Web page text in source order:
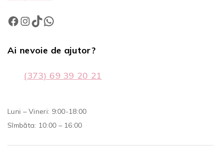
Ai nevoie de ajutor?
(373) 69 39 20 21
Luni – Vineri: 9:00-18:00
Sîmbăta: 10:00 – 16:00